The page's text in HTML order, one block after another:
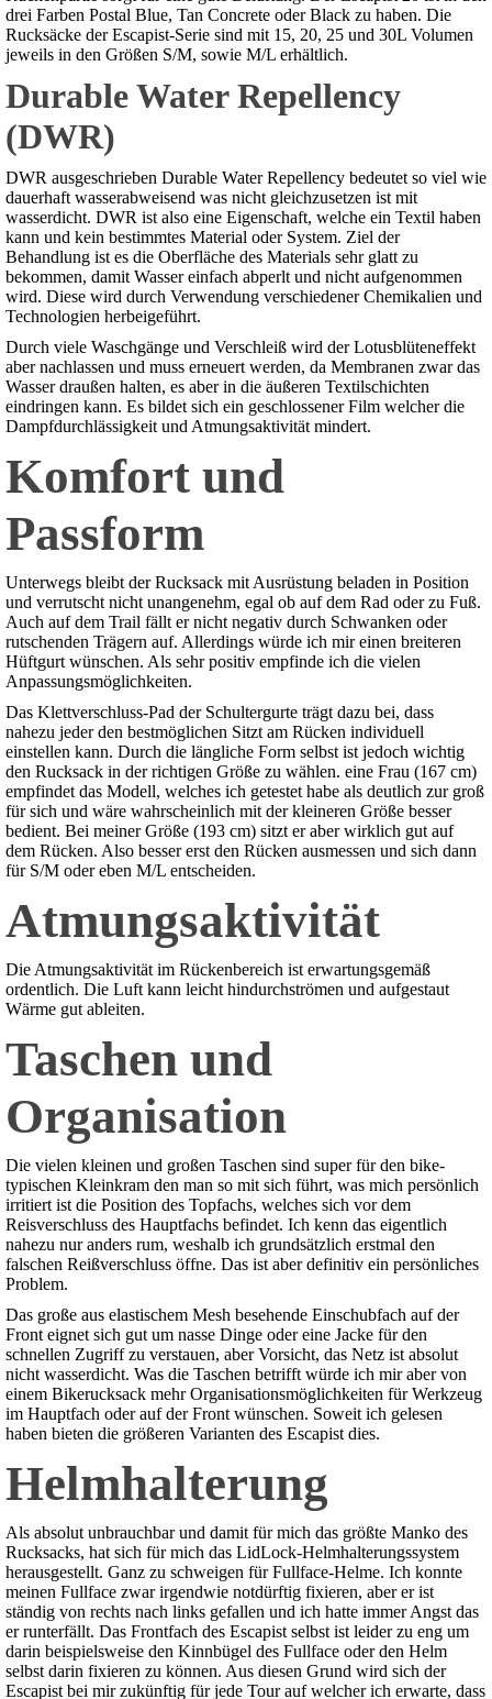
drei Farben Postal Blue, Tan Concrete oder Black zu haben. Die
Rucksäcke der Escapist-Serie sind mit 15, 20, 25 und 30L Volumen
jeweils in den Größen S/M, sowie M/L erhältlich.
Durable Water Repellency
(DWR)
DWR ausgeschrieben Durable Water Repellency bedeutet so viel wie
dauerhaft wasserabweisend was nicht gleichzusetzen ist mit
wasserdicht. DWR ist also eine Eigenschaft, welche ein Textil haben
kann und kein bestimmtes Material oder System. Ziel der
Behandlung ist es die Oberfläche des Materials sehr glatt zu
bekommen, damit Wasser einfach abperlt und nicht aufgenommen
wird. Diese wird durch Verwendung verschiedener Chemikalien und
Technologien herbeigeführt.
Durch viele Waschgänge und Verschleiß wird der Lotusblüteneffekt
aber nachlassen und muss erneuert werden, da Membranen zwar das
Wasser draußen halten, es aber in die äußeren Textilschichten
eindringen kann. Es bildet sich ein geschlossener Film welcher die
Dampfdurchlässigkeit und Atmungsaktivität mindert.
Komfort und
Passform
Unterwegs bleibt der Rucksack mit Ausrüstung beladen in Position
und verrutscht nicht unangenehm, egal ob auf dem Rad oder zu Fuß.
Auch auf dem Trail fällt er nicht negativ durch Schwanken oder
rutschenden Trägern auf. Allerdings würde ich mir einen breiteren
Hüftgurt wünschen. Als sehr positiv empfinde ich die vielen
Anpassungsmöglichkeiten.
Das Klettverschluss-Pad der Schultergurte trägt dazu bei, dass
nahezu jeder den bestmöglichen Sitzt am Rücken individuell
einstellen kann. Durch die längliche Form selbst ist jedoch wichtig
den Rucksack in der richtigen Größe zu wählen. eine Frau (167 cm)
empfindet das Modell, welches ich getestet habe als deutlich zur groß
für sich und wäre wahrscheinlich mit der kleineren Größe besser
bedient. Bei meiner Größe (193 cm) sitzt er aber wirklich gut auf
dem Rücken. Also besser erst den Rücken ausmessen und sich dann
für S/M oder eben M/L entscheiden.
Atmungsaktivität
Die Atmungsaktivität im Rückenbereich ist erwartungsgemäß
ordentlich. Die Luft kann leicht hindurchströmen und aufgestaut
Wärme gut ableiten.
Taschen und
Organisation
Die vielen kleinen und großen Taschen sind super für den bike-
typischen Kleinkram den man so mit sich führt, was mich persönlich
irritiert ist die Position des Topfachs, welches sich vor dem
Reisverschluss des Hauptfachs befindet. Ich kenn das eigentlich
nahezu nur anders rum, weshalb ich grundsätzlich erstmal den
falschen Reißverschluss öffne. Das ist aber definitiv ein persönliches
Problem.
Das große aus elastischem Mesh besehende Einschubfach auf der
Front eignet sich gut um nasse Dinge oder eine Jacke für den
schnellen Zugriff zu verstauen, aber Vorsicht, das Netz ist absolut
nicht wasserdicht. Was die Taschen betrifft würde ich mir aber von
einem Bikerucksack mehr Organisationsmöglichkeiten für Werkzeug
im Hauptfach oder auf der Front wünschen. Soweit ich gelesen
haben bieten die größeren Varianten des Escapist dies.
Helmhalterung
Als absolut unbrauchbar und damit für mich das größte Manko des
Rucksacks, hat sich für mich das LidLock-Helmhalterungssystem
herausgestellt. Ganz zu schweigen für Fullface-Helme. Ich konnte
meinen Fullface zwar irgendwie notdürftig fixieren, aber er ist
ständig von rechts nach links gefallen und ich hatte immer Angst das
er runterfällt. Das Frontfach des Escapist selbst ist leider zu eng um
darin beispielsweise den Kinnbügel des Fullface oder den Helm
selbst darin fixieren zu können. Aus diesen Grund wird sich der
Escapist bei mir zukünftig für jede Tour auf welcher ich erwarte, dass